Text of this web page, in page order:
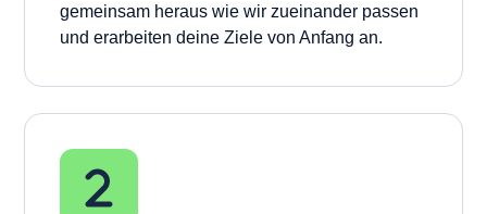
gemeinsam heraus wie wir zueinander passen
und erarbeiten deine Ziele von Anfang an.